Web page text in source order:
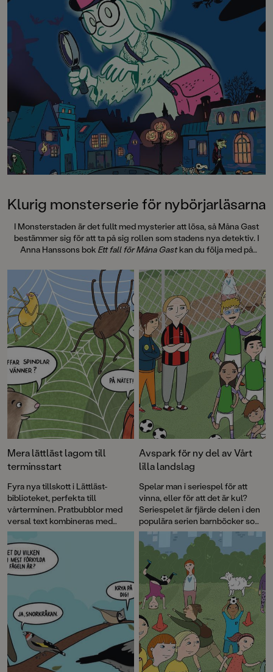
Klurig monsterserie för nybörjarläsarna
I Monsterstaden är det fullt med mysterier att lösa, så Måna Gast
bestämmer sig för att ta på sig rollen som stadens nya detektiv. I
Anna Hanssons bok Ett fall för Måna Gastkan du följa med på
här är den första boken i serien Mysterier i Monsterstaden, med
illustrationer av Gustaf Lord.
Mera lättläst lagom till
terminsstart
Fyra nya tillskott i Lättläst-
biblioteket, perfekta till
vårterminen. Pratbubblor med
versal text kombineras med
läsvänliga gemener i brödtexten.
Det klockrena sättet att öva
läsning!
Avspark för ny del av Vårt
lilla landslag
Spelar man i seriespel för att
vinna, eller för att det är kul?
Seriespelet är fjärde delen i den
populära serien barnböcker som
tagits fram i samarbete med
Svenska Fotbollförbundet.